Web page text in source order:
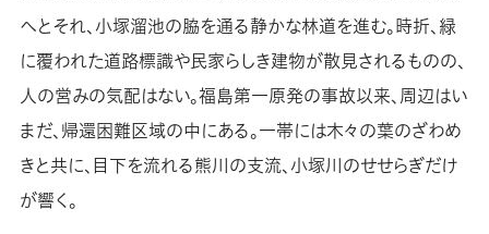
へとそれ、小塚溜池の脇を通る静かな林道を進む。時折、緑
に覆われた道路標識や民家らしき建物が散見されるものの、
人の営みの気配はない。福島第一原発の事故以来、周辺はい
まだ、帰還困難区域の中にある。一帯には木々の葉のざわめ
きと共に、目下を流れる熊川の支流、小塚川のせせらぎだけ
が響く。